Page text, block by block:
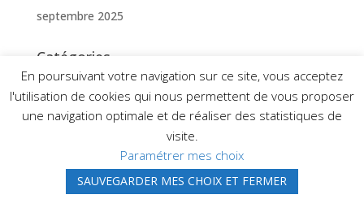
septembre 2025
Catégories
Borne de recharge électrique
Installation photovoltaïque
Panneaux solaires
En poursuivant votre navigation sur ce site, vous acceptez
l'utilisation de cookies qui nous permettent de vous proposer
une navigation optimale et de réaliser des statistiques de
visite.
Paramétrer mes choix
SAUVEGARDER MES CHOIX ET FERMER